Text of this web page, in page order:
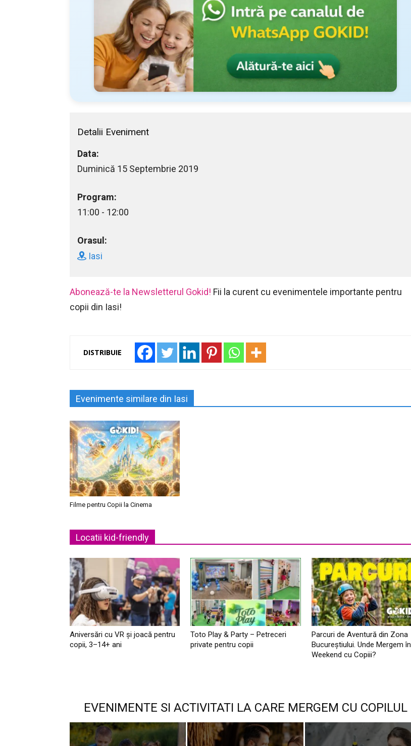
Detalii Eveniment
Data:
Duminică 15 Septembrie 2019
Program:
11:00 - 12:00
Orasul:
Iasi
Abonează-te la Newsletterul Gokid! Fii la curent cu evenimentele importante pentru
copii din Iasi!
DISTRIBUIE
Evenimente similare din Iasi
Filme pentru Copii la Cinema
Locatii kid-friendly
Aniversări cu VR și joacă pentru
copii, 3–14+ ani
Toto Play & Party – Petreceri
private pentru copii
Parcuri de Aventură din Zona
Bucureştiului. Unde Mergem în
Weekend cu Copiii?
EVENIMENTE SI ACTIVITATI LA CARE MERGEM CU COPILUL